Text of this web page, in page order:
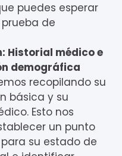
puedes esperar
de
Historial médico e
demográfica
recopilando su
básica y su
Esto nos
un punto
su estado de